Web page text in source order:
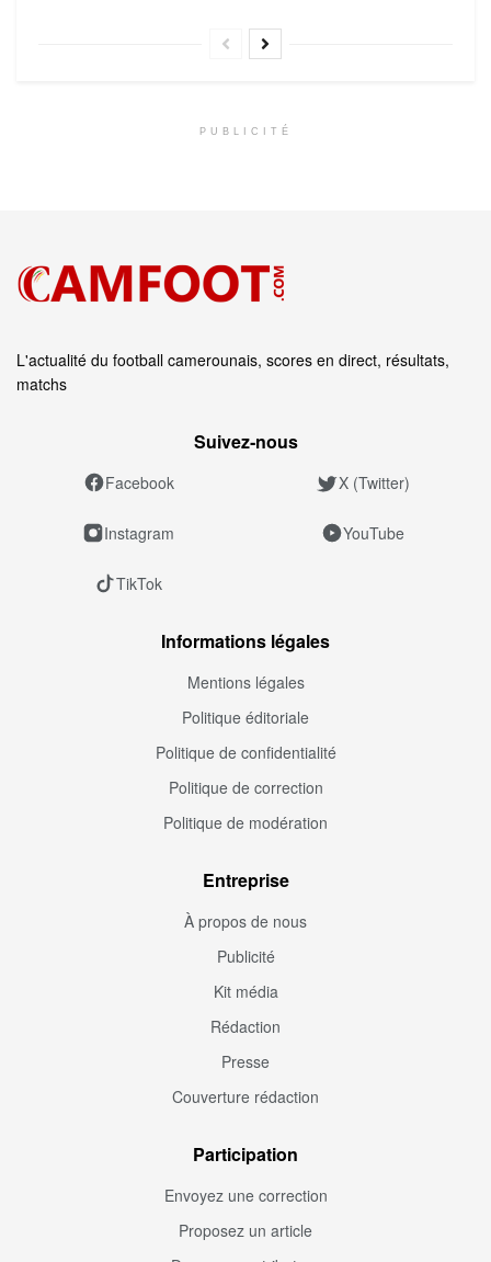
PUBLICITÉ
L'actualité du football camerounais, scores en direct, résultats,
matchs
Suivez‑nous
Facebook X (Twitter)
Instagram YouTube
TikTok
Informations légales
Mentions légales
Politique éditoriale
Politique de confidentialité
Politique de correction
Politique de modération
Entreprise
À propos de nous
Publicité
Kit média
Rédaction
Presse
Couverture rédaction
Participation
Envoyez une correction
Proposez un article